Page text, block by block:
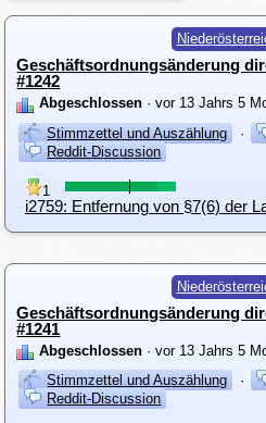
Geschäftsordnungsänderung
#1242
Abgeschlossen · vor 13 Jahrs 5
Stimmzettel und Auszählung
·
Reddit-Discussion
1
Geschäftsordnungsänderung
#1241
Abgeschlossen · vor 13 Jahrs 5
Stimmzettel und Auszählung
·
Reddit-Discussion